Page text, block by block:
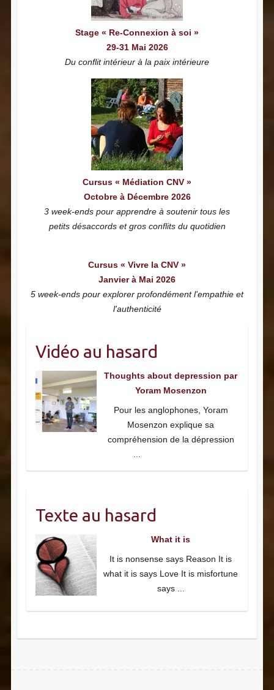
Stage « Re-Connexion à soi »
29-31 Mai 2026
Du conflit intérieur à la paix intérieure
Cursus « Médiation CNV »
Octobre à Décembre 2026
3 week-ends pour apprendre à soutenir tous les
petits désaccords et gros conflits du quotidien
Cursus « Vivre la CNV »
Janvier à Mai 2026
5 week-ends pour explorer profondément l'empathie et
l'authenticité
Vidéo au hasard
Thoughts about depression par
Yoram Mosenzon
Pour les anglophones, Yoram
Mosenzon explique sa
compréhension de la dépression
Texte au hasard
What it is
It is nonsense says Reason It is
what it is says Love It is misfortune
says